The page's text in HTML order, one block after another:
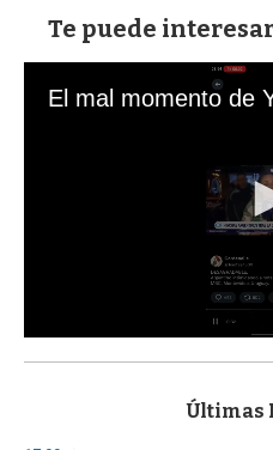
Te puede
s
Últimas